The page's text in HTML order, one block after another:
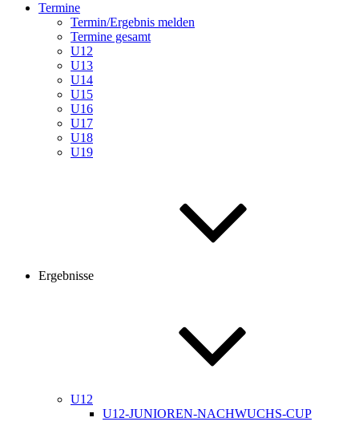
Termine
Termin/Ergebnis melden
Termine gesamt
U12
U13
U14
U15
U16
U17
U18
U19
Ergebnisse
U12
U12-JUNIOREN-NACHWUCHS-CUP